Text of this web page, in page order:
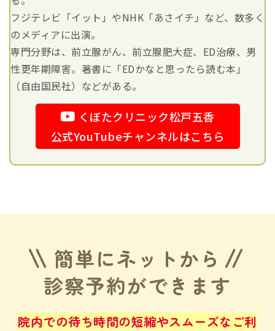
フジテレビ「イット」やNHK「あさイチ」など、数多く
のメディアに出演。
専門分野は、前立腺がん、前立腺肥大症、ED治療、男
性更年期障害。著書に「EDかなと思ったら読む本」
（自由国民社）などがある。
くぼたクリニック松戸五香
公式YouTubeチャンネルはこちら
簡単にネットから
診察予約ができます
院内での待ち時間の短縮やスムーズなご利